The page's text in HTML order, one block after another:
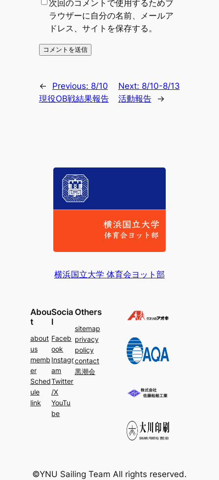
次回のコメントで使用するためブ
ラウザーに自分の名前、メールア
ドレス、サイトを保存する。
← Previous: 8/10
現役OB戦結果報告
Next: 8/10-8/13
活動報告
→
横浜国立大学 体育会ヨット部
Abou
t
about
us
memb
er
Sched
ule
link
Socia
l
Faceb
ook
Instagr
am
Twitter
/X
YouTu
be
Others
sitemap
privacy
policy
contact
黒潮会
©YNU Sailing Team All rights reserved.